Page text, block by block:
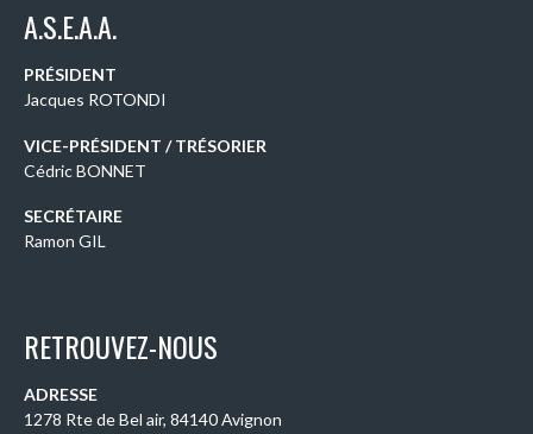
A.S.E.A.A.
PRÉSIDENT
Jacques ROTONDI
VICE-PRÉSIDENT / TRÉSORIER
Cédric BONNET
SECRÉTAIRE
Ramon GIL
RETROUVEZ-NOUS
ADRESSE
1278 Rte de Bel air, 84140 Avignon